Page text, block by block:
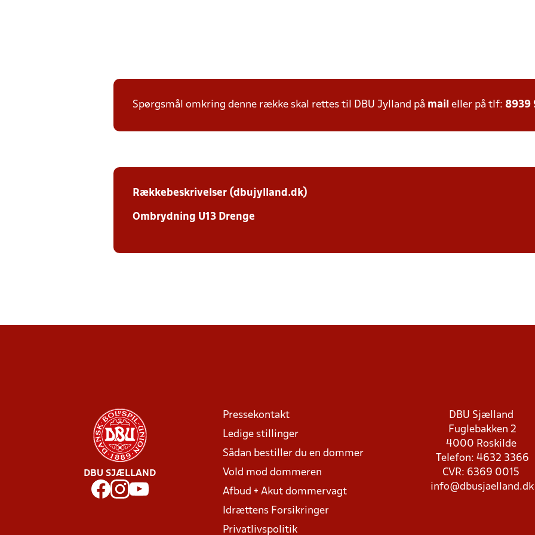
Spørgsmål omkring denne række skal rettes til DBU Jylland på mail eller på tlf: 8939
Rækkebeskrivelser (dbujylland.dk)
Ombrydning U13 Drenge
DBU SJÆLLAND
Pressekontakt
Ledige stillinger
Sådan bestiller du en dommer
Vold mod dommeren
Afbud + Akut dommervagt
Idrættens Forsikringer
Privatlivspolitik
DBU Sjælland
Fuglebakken 2
4000 Roskilde
Telefon: 4632 3366
CVR: 6369 0015
info@dbusjaelland.dk